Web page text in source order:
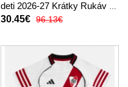
deti 2026-27 Krátky Rukáv (+
trenírky)
30.45€ 96.13€